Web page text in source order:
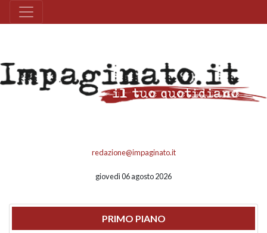
redazione@impaginato.it
giovedì 06 agosto 2026
PRIMO PIANO